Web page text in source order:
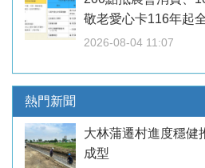
敬老愛心卡116年起
2026-08-04 11:07
熱門新聞
大林蒲遷村進度穩
成型